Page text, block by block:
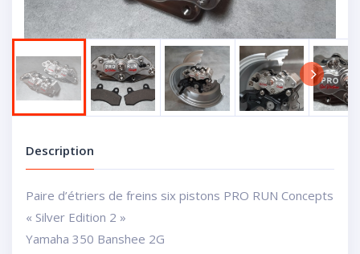
Next
Description
Paire d’étriers de freins six pistons PRO RUN Concepts
« Silver Edition 2 »
Yamaha 350 Banshee 2G